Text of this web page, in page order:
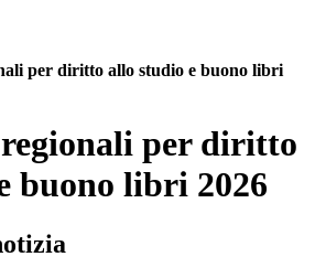
per diritto allo studio e buono libri
per diritto
buono libri 2026